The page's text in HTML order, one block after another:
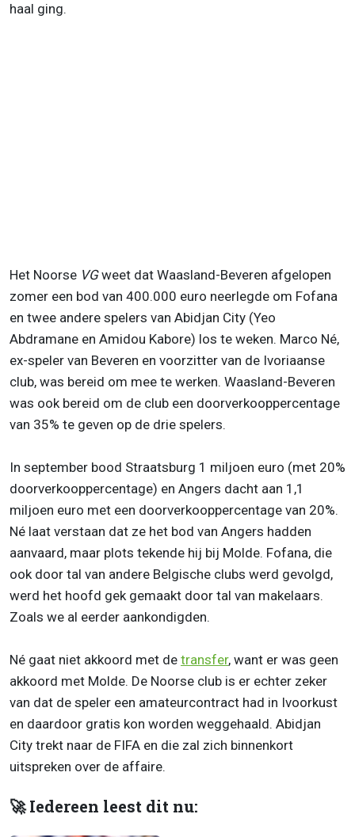
haal ging.
Het Noorse VGweet dat Waasland-Beveren afgelopen
zomer een bod van 400.000 euro neerlegde om Fofana
en twee andere spelers van Abidjan City (Yeo
Abdramane en Amidou Kabore) los te weken. Marco Né,
ex-speler van Beveren en voorzitter van de Ivoriaanse
club, was bereid om mee te werken. Waasland-Beveren
was ook bereid om de club een doorverkooppercentage
van 35% te geven op de drie spelers.
In september bood Straatsburg 1 miljoen euro (met 20%
doorverkooppercentage) en Angers dacht aan 1,1
miljoen euro met een doorverkooppercentage van 20%.
Né laat verstaan dat ze het bod van Angers hadden
aanvaard, maar plots tekende hij bij Molde. Fofana, die
ook door tal van andere Belgische clubs werd gevolgd,
werd het hoofd gek gemaakt door tal van makelaars.
Zoals we al eerder aankondigden.
Né gaat niet akkoord met de transfer, want er was geen
akkoord met Molde. De Noorse club is er echter zeker
van dat de speler een amateurcontract had in Ivoorkust
en daardoor gratis kon worden weggehaald. Abidjan
City trekt naar de FIFA en die zal zich binnenkort
uitspreken over de affaire.
🚀 Iedereen leest dit nu: